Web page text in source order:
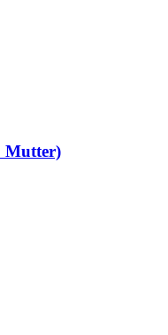
Mutter)